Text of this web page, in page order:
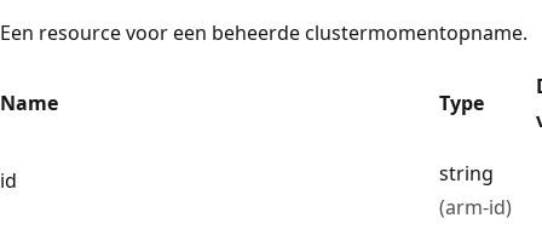
Een resource voor een beheerde clustermomentopname.
Name Type
id
string
(arm-id)